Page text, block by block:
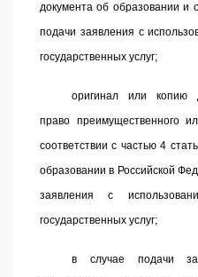
документа об образовании и
подачи заявления с
государственных услуг;
оригинал или копию
право преимущественного
соответствии с частью 4
образовании в Российской
заявления с
государственных услуг;
в случае подачи